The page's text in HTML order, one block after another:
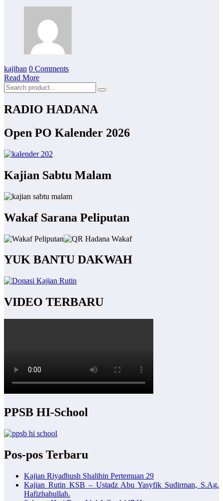
kajiban 0 Comments
Read More
RADIO HADANA
Open PO Kalender 2026
Kajian Sabtu Malam
Wakaf Sarana Peliputan
YUK BANTU DAKWAH
VIDEO TERBARU
PPSB HI-School
Pos-pos Terbaru
Kajian Riyadhush Shalihin Pertemuan 29
Kajian Rutin KSB – Ustadz Abu Yasyfik Sudirman, S.Ag.
Hafizhahullah.